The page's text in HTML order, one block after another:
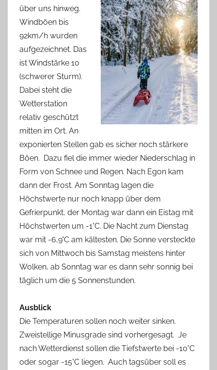
über uns hinweg.
Windböen bis
92km/h wurden
aufgezeichnet. Das
ist Windstärke 10
(schwerer Sturm).
Dabei steht die
Wetterstation
relativ geschützt
mitten im Ort. An
exponierten Stellen gab es sicher noch stärkere
Böen. Dazu fiel die immer wieder Niederschlag in
Form von Schnee und Regen. Nach Egon kam
dann der Frost. Am Sonntag lagen die
Höchstwerte nur noch knapp über dem
Gefrierpunkt, der Montag war dann ein Eistag mit
Höchstwerten um -1°C. Die Nacht zum Dienstag
war mit -6,9°C am kältesten. Die Sonne versteckte
sich von Mittwoch bis Samstag meistens hinter
Wolken, ab Sonntag war es dann sehr sonnig bei
täglich um die 5 Sonnenstunden.
Ausblick
Die Temperaturen sollen noch weiter sinken.
Zweistellige Minusgrade sind vorhergesagt. Je
nach Wetterdienst sollen die Tiefstwerte bei -10°C
oder sogar -15°C liegen. Auch tagsüber soll es